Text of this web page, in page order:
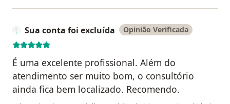
Sua conta foi excluída Opinião Verificada
É uma excelente profissional. Além do
atendimento ser muito bom, o consultório
ainda fica bem localizado. Recomendo.